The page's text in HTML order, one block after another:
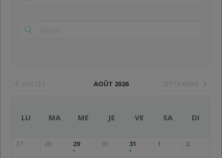
JUILLET AOÛT 2026 SEPTEMBRE
LU MA ME JE VE SA DI
27 28 29 30 31 1 2